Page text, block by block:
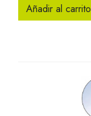
Añadir al carrito